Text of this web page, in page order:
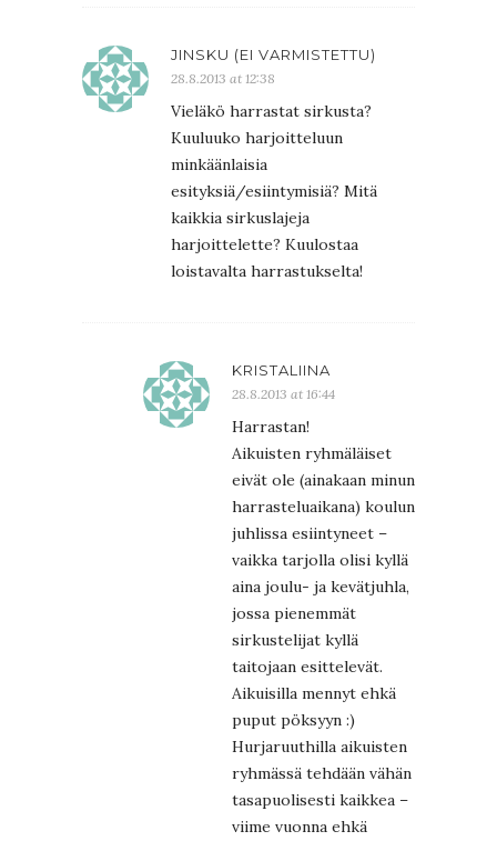
JINSKU (EI VARMISTETTU)
28.8.2013 at 12:38
Vieläkö harrastat sirkusta?
Kuuluuko harjoitteluun
minkäänlaisia
esityksiä/esiintymisiä? Mitä
kaikkia sirkuslajeja
harjoittelette? Kuulostaa
loistavalta harrastukselta!
KRISTALIINA
28.8.2013 at 16:44
Harrastan!
Aikuisten ryhmäläiset
eivät ole (ainakaan minun
harrasteluaikana) koulun
juhlissa esiintyneet –
vaikka tarjolla olisi kyllä
aina joulu- ja kevätjuhla,
jossa pienemmät
sirkustelijat kyllä
taitojaan esittelevät.
Aikuisilla mennyt ehkä
puput pöksyyn :)
Hurjaruuthilla aikuisten
ryhmässä tehdään vähän
tasapuolisesti kaikkea –
viime vuonna ehkä